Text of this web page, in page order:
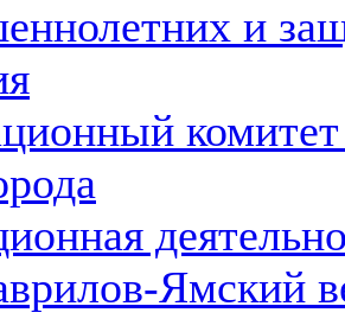
и
Ямский